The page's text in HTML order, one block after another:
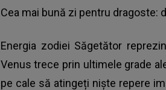
Cea mai bună zi pentru dragoste:
Energia zodiei Săgetător
Venus trece prin ultimele grade
pe cale să atingeți niște repere